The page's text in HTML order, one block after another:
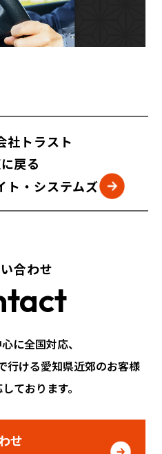
社トラスト
戻る
ト・システムズ
合わせ
に全国対応、
行ける愛知県近郊のお客様
ております。
せ